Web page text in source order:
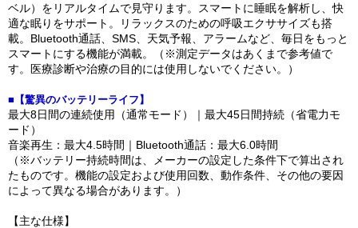
ベル）をリアルタイムで見守ります。スマートに睡眠を解析し、快
適な眠りをサポート。リラックスのための呼吸エクササイズも搭
載。Bluetooth通話、SMS、天気予報、アラームなど、毎日をもっと
スマートにする機能が満載。（※測定データはあくまで参考値で
す。医療診断や治療の目的には使用しないでください。）
■【驚異のバッテリーライフ】
最大8日間の連続使用（通常モード）｜最大45日間持続（省電力モ
ード）
音楽再生：最大4.5時間｜Bluetooth通話：最大6.0時間
（※バッテリー持続時間は、メーカーの設定した条件下で算出され
たものです。機能の設定および使用回数、動作条件、その他の要因
によって異なる場合があります。）
【主な仕様】